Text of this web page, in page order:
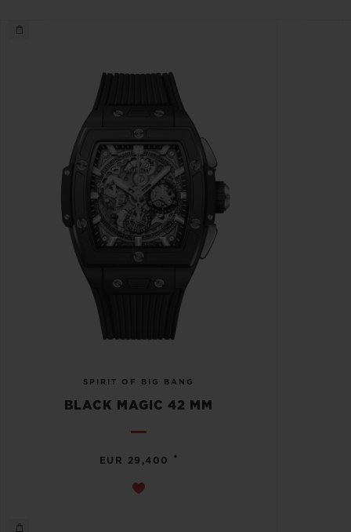
SPIRIT OF BIG BANG
BLACK MAGIC 42 MM
EUR 29,400 •